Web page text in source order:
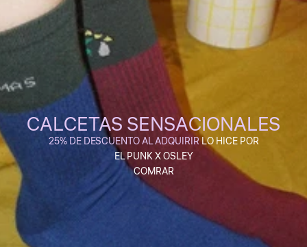
CALCETAS SENSACIONALES
25% DE DESCUENTO AL ADQUIRIRLO HICE POR
EL PUNK X OSLEY
COMRAR